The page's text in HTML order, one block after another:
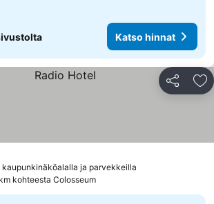
Katso hinnat
Jaa
kaupunkinäköalalla ja parvekkeilla
kohteesta Colosseum